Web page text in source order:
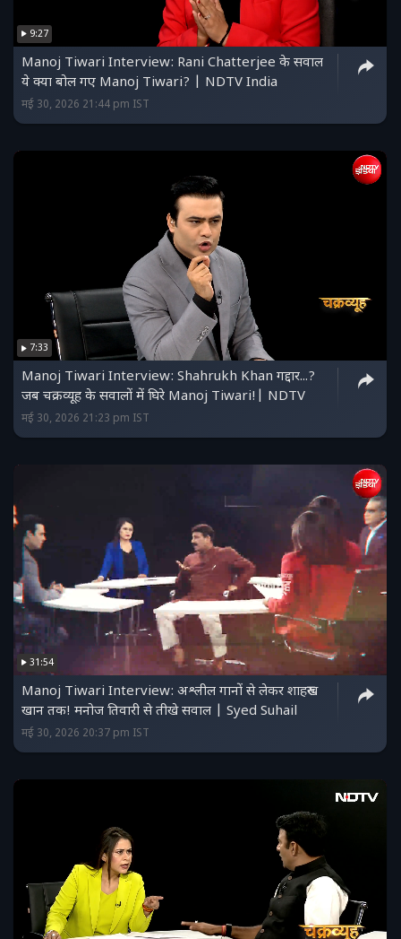
9:27
Manoj Tiwari Interview: Rani Chatterjee के सवाल
ये क्या बोल गए Manoj Tiwari? | NDTV India
मई 30, 2026 21:44 pm IST
7:33
Manoj Tiwari Interview: Shahrukh Khan गद्दार...?
जब चक्रव्यूह के सवालों में घिरे Manoj Tiwari!| NDTV
मई 30, 2026 21:23 pm IST
31:54
Manoj Tiwari Interview: अश्लील गानों से लेकर शाहरुख
खान तक! मनोज तिवारी से तीखे सवाल | Syed Suhail
मई 30, 2026 20:37 pm IST